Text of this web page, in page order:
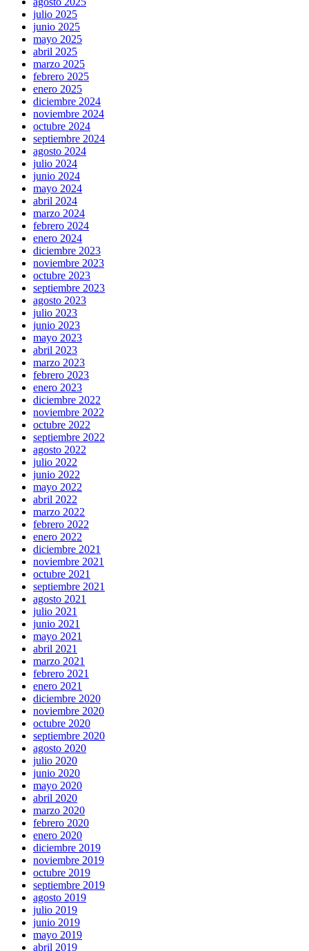
julio 2025
junio 2025
mayo 2025
abril 2025
marzo 2025
febrero 2025
enero 2025
diciembre 2024
noviembre 2024
octubre 2024
septiembre 2024
agosto 2024
julio 2024
junio 2024
mayo 2024
abril 2024
marzo 2024
febrero 2024
enero 2024
diciembre 2023
noviembre 2023
octubre 2023
septiembre 2023
agosto 2023
julio 2023
junio 2023
mayo 2023
abril 2023
marzo 2023
febrero 2023
enero 2023
diciembre 2022
noviembre 2022
octubre 2022
septiembre 2022
agosto 2022
julio 2022
junio 2022
mayo 2022
abril 2022
marzo 2022
febrero 2022
enero 2022
diciembre 2021
noviembre 2021
octubre 2021
septiembre 2021
agosto 2021
julio 2021
junio 2021
mayo 2021
abril 2021
marzo 2021
febrero 2021
enero 2021
diciembre 2020
noviembre 2020
octubre 2020
septiembre 2020
agosto 2020
julio 2020
junio 2020
mayo 2020
abril 2020
marzo 2020
febrero 2020
enero 2020
diciembre 2019
noviembre 2019
octubre 2019
septiembre 2019
agosto 2019
julio 2019
junio 2019
mayo 2019
abril 2019